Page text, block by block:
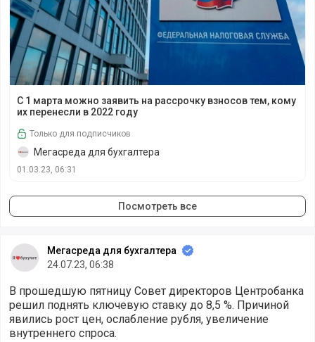
С 1 марта можно заявить на рассрочку взносов тем, кому
их перенесли в 2022 году
Только для подписчиков
Мегасреда для бухгалтера
01.03.23, 06:31
Посмотреть все
Мегасреда для бухгалтера
24.07.23, 06:38
В прошедшую пятницу Совет директоров Центробанка
решил поднять ключевую ставку до 8,5 %. Причиной
явились рост цен, ослабление рубля, увеличение
внутреннего спроса.